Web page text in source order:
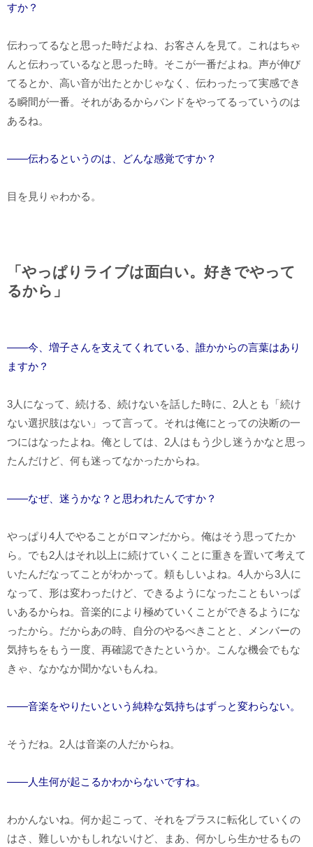
すか？
伝わってるなと思った時だよね、お客さんを見て。これはちゃ
んと伝わっているなと思った時。そこが一番だよね。声が伸び
てるとか、高い音が出たとかじゃなく、伝わったって実感でき
る瞬間が一番。それがあるからバンドをやってるっていうのは
あるね。
――伝わるというのは、どんな感覚ですか？
目を見りゃわかる。
「やっぱりライブは面白い。好きでやって
るから」
――今、増子さんを支えてくれている、誰かからの言葉はあり
ますか？
3人になって、続ける、続けないを話した時に、2人とも「続け
ない選択肢はない」って言って。それは俺にとっての決断の一
つにはなったよね。俺としては、2人はもう少し迷うかなと思っ
たんだけど、何も迷ってなかったからね。
――なぜ、迷うかな？と思われたんですか？
やっぱり4人でやることがロマンだから。俺はそう思ってたか
ら。でも2人はそれ以上に続けていくことに重きを置いて考えて
いたんだなってことがわかって。頼もしいよね。4人から3人に
なって、形は変わったけど、できるようになったこともいっぱ
いあるからね。音楽的により極めていくことができるようにな
ったから。だからあの時、自分のやるべきことと、メンバーの
気持ちをもう一度、再確認できたというか。こんな機会でもな
きゃ、なかなか聞かないもんね。
――音楽をやりたいという純粋な気持ちはずっと変わらない。
そうだね。2人は音楽の人だからね。
――人生何が起こるかわからないですね。
わかんないね。何か起こって、それをプラスに転化していくの
はさ、難しいかもしれないけど、まあ、何かしら生かせるもの